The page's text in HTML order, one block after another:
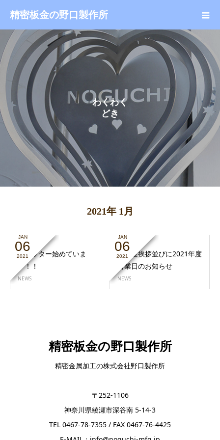
精密板金の野口製作所
わくわく
どきど
2021年 1月
JAN
06
2021
ツイッター始めていま
す！！
NEWS
JAN
06
2021
新年度挨拶並びに2021年度
営業日のお知らせ
NEWS
精密板金の野口製作所
精密金属加工の株式会社野口製作所
〒252-1106
神奈川県綾瀬市深谷南 5-14-3
TEL 0467-78-7355 / FAX 0467-76-4425